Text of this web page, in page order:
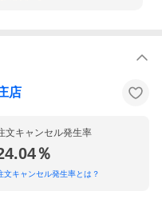
店
文キャンセル発生率
％
文キャンセル発生率とは？